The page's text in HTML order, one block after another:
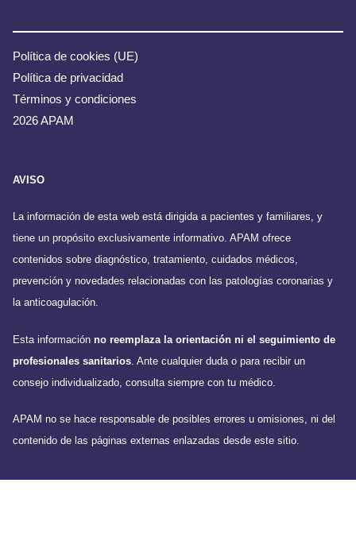
2026 APAM
Política de cookies (UE)
Política de privacidad
Términos y condiciones
AVISO
La información de esta web está dirigida a pacientes y familiares, y
tiene un propósito exclusivamente informativo. APAM ofrece
contenidos sobre diagnóstico, tratamiento, cuidados médicos,
prevención y novedades relacionadas con las patologías coronarias y
la anticoagulación.
Esta información no reemplaza la orientación ni el seguimiento de
profesionales sanitarios . Ante cualquier duda o para recibir un
consejo individualizado, consulta siempre con tu médico.
APAM no se hace responsable de posibles errores u omisiones, ni del
contenido de las páginas externas enlazadas desde este sitio.